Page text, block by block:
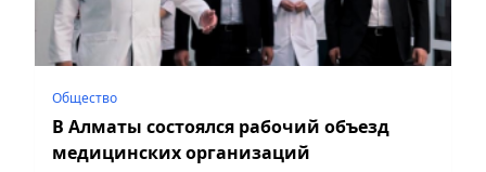
Общество
В Алматы состоялся рабочий объезд
медицинских организаций